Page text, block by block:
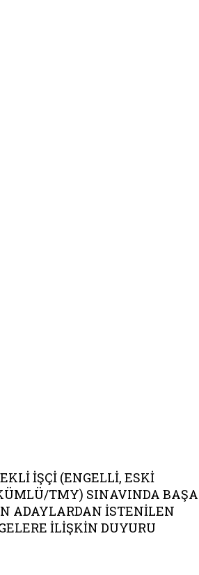
İŞÇİ (ENGELLİ, ESKİ
TMY) SINAVINDA
ADAYLARDAN İSTENİLEN
İLİŞKİN DUYURU